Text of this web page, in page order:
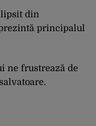
din
principalul
ne frustrează de